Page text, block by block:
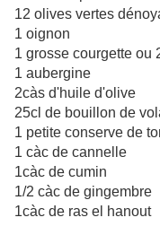
12 olives vertes
1 oignon
1 grosse courgette ou
1 aubergine
2càs d'huile d'olive
25cl de bouillon de
1 petite conserve de
1 càc de cannelle
1càc de cumin
1/2 càc de gingembre
1càc de ras el hanout